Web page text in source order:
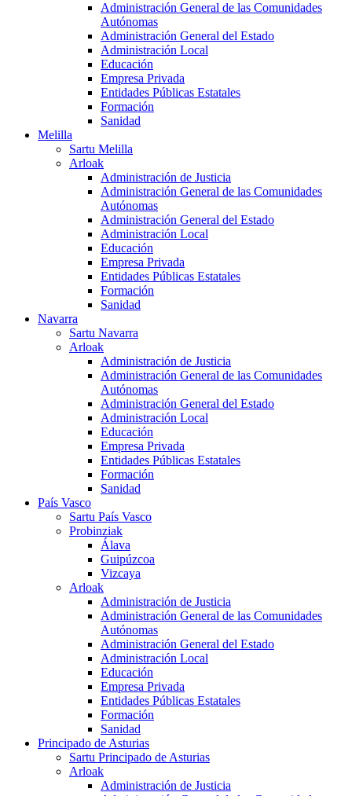
Administración General de las Comunidades
Autónomas
Administración General del Estado
Administración Local
Educación
Empresa Privada
Entidades Públicas Estatales
Formación
Sanidad
Melilla
Sartu Melilla
Arloak
Administración de Justicia
Administración General de las Comunidades
Autónomas
Administración General del Estado
Administración Local
Educación
Empresa Privada
Entidades Públicas Estatales
Formación
Sanidad
Navarra
Sartu Navarra
Arloak
Administración de Justicia
Administración General de las Comunidades
Autónomas
Administración General del Estado
Administración Local
Educación
Empresa Privada
Entidades Públicas Estatales
Formación
Sanidad
País Vasco
Sartu País Vasco
Probinziak
Álava
Guipúzcoa
Vizcaya
Arloak
Administración de Justicia
Administración General de las Comunidades
Autónomas
Administración General del Estado
Administración Local
Educación
Empresa Privada
Entidades Públicas Estatales
Formación
Sanidad
Principado de Asturias
Sartu Principado de Asturias
Arloak
Administración de Justicia